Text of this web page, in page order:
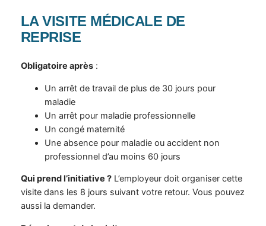
LA VISITE MÉDICALE DE
REPRISE
Obligatoire après:
Un arrêt de travail de plus de 30 jours pour
maladie
Un arrêt pour maladie professionnelle
Un congé maternité
Une absence pour maladie ou accident non
professionnel d’au moins 60 jours
Qui prend l’initiative ?L’employeur doit organiser cette
visite dans les 8 jours suivant votre retour. Vous pouvez
aussi la demander.